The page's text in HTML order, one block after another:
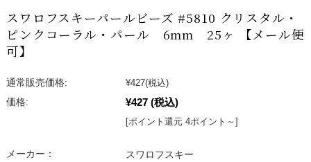
スワロフスキーパールビーズ #5810 クリスタル・
ピンクコーラル・パール 6mm 25ヶ 【メール便
可】
通常販売価格: ¥427(税込)
価格:
¥427 (税込)
[ポイント還元 4ポイント～]
メーカー：
スワロフスキー